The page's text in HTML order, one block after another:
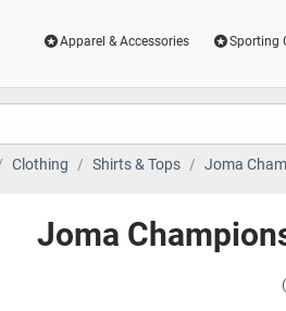
Apparel & Accessories Sporting
Clothing Shirts & Tops Joma
Joma